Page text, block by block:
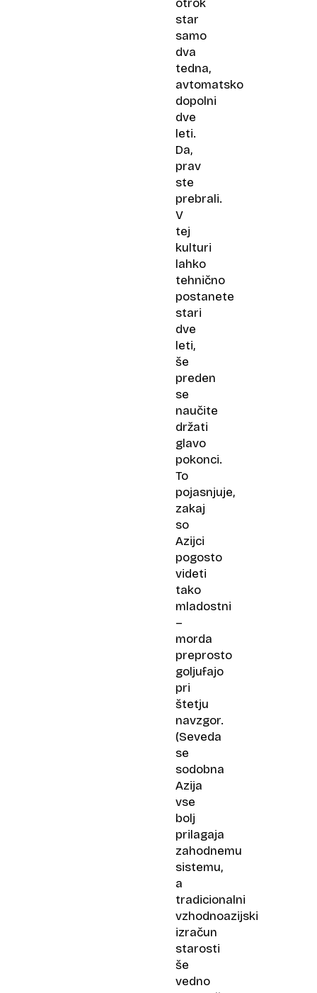
otrok
star
samo
dva
tedna,
avtomatsko
dopolni
dve
leti.
Da,
prav
ste
prebrali.
V
tej
kulturi
lahko
tehnično
postanete
stari
dve
leti,
še
preden
se
naučite
držati
glavo
pokonci.
To
pojasnjuje,
zakaj
so
Azijci
pogosto
videti
tako
mladostni
–
morda
preprosto
goljufajo
pri
štetju
navzgor.
(Seveda
se
sodobna
Azija
vse
bolj
prilagaja
zahodnemu
sistemu,
a
tradicionalni
vzhodnoazijski
izračun
starosti
še
vedno